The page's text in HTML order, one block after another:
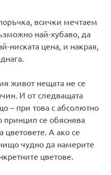
всички мечтаем
най-хубаво, да
ниската цена, и накрая,
живот нещата не се
И от следващата
– при това с абсолютно
принцип се обяснява
цветовете. А ако се
чудно да намерите
цветове.